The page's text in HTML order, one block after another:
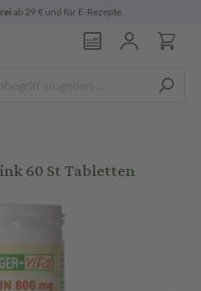
ab 29 € und für E-Rezepte
60 St Tabletten